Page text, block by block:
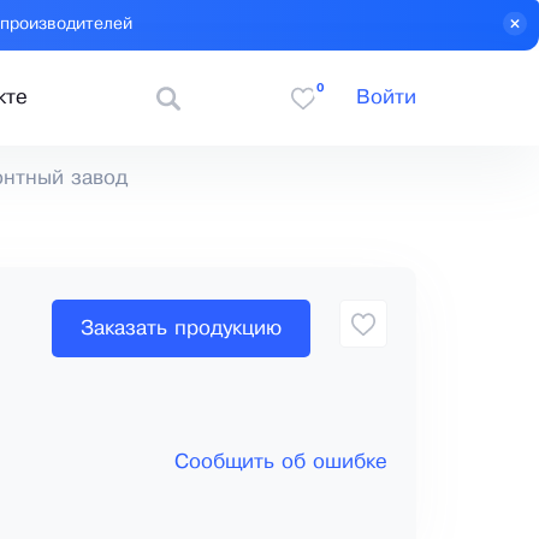
0
Войти
завод
Заказать продукцию
Сообщить об ошибке